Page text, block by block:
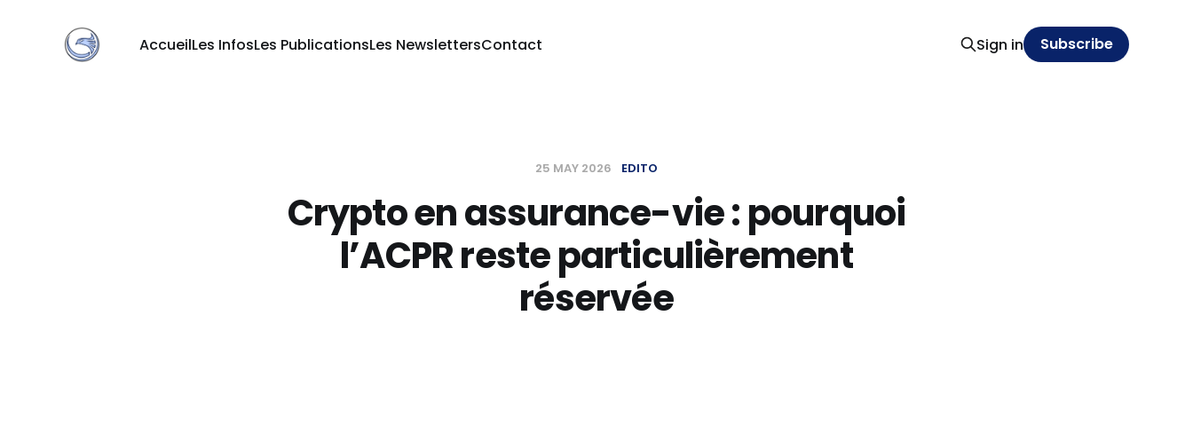
AccueilLes InfosLes PublicationsLes NewslettersContact Sign in Subscribe
25 MAY 2026 EDITO
Crypto en assurance-vie : pourquoi
l’ACPR reste particulièrement
réservée